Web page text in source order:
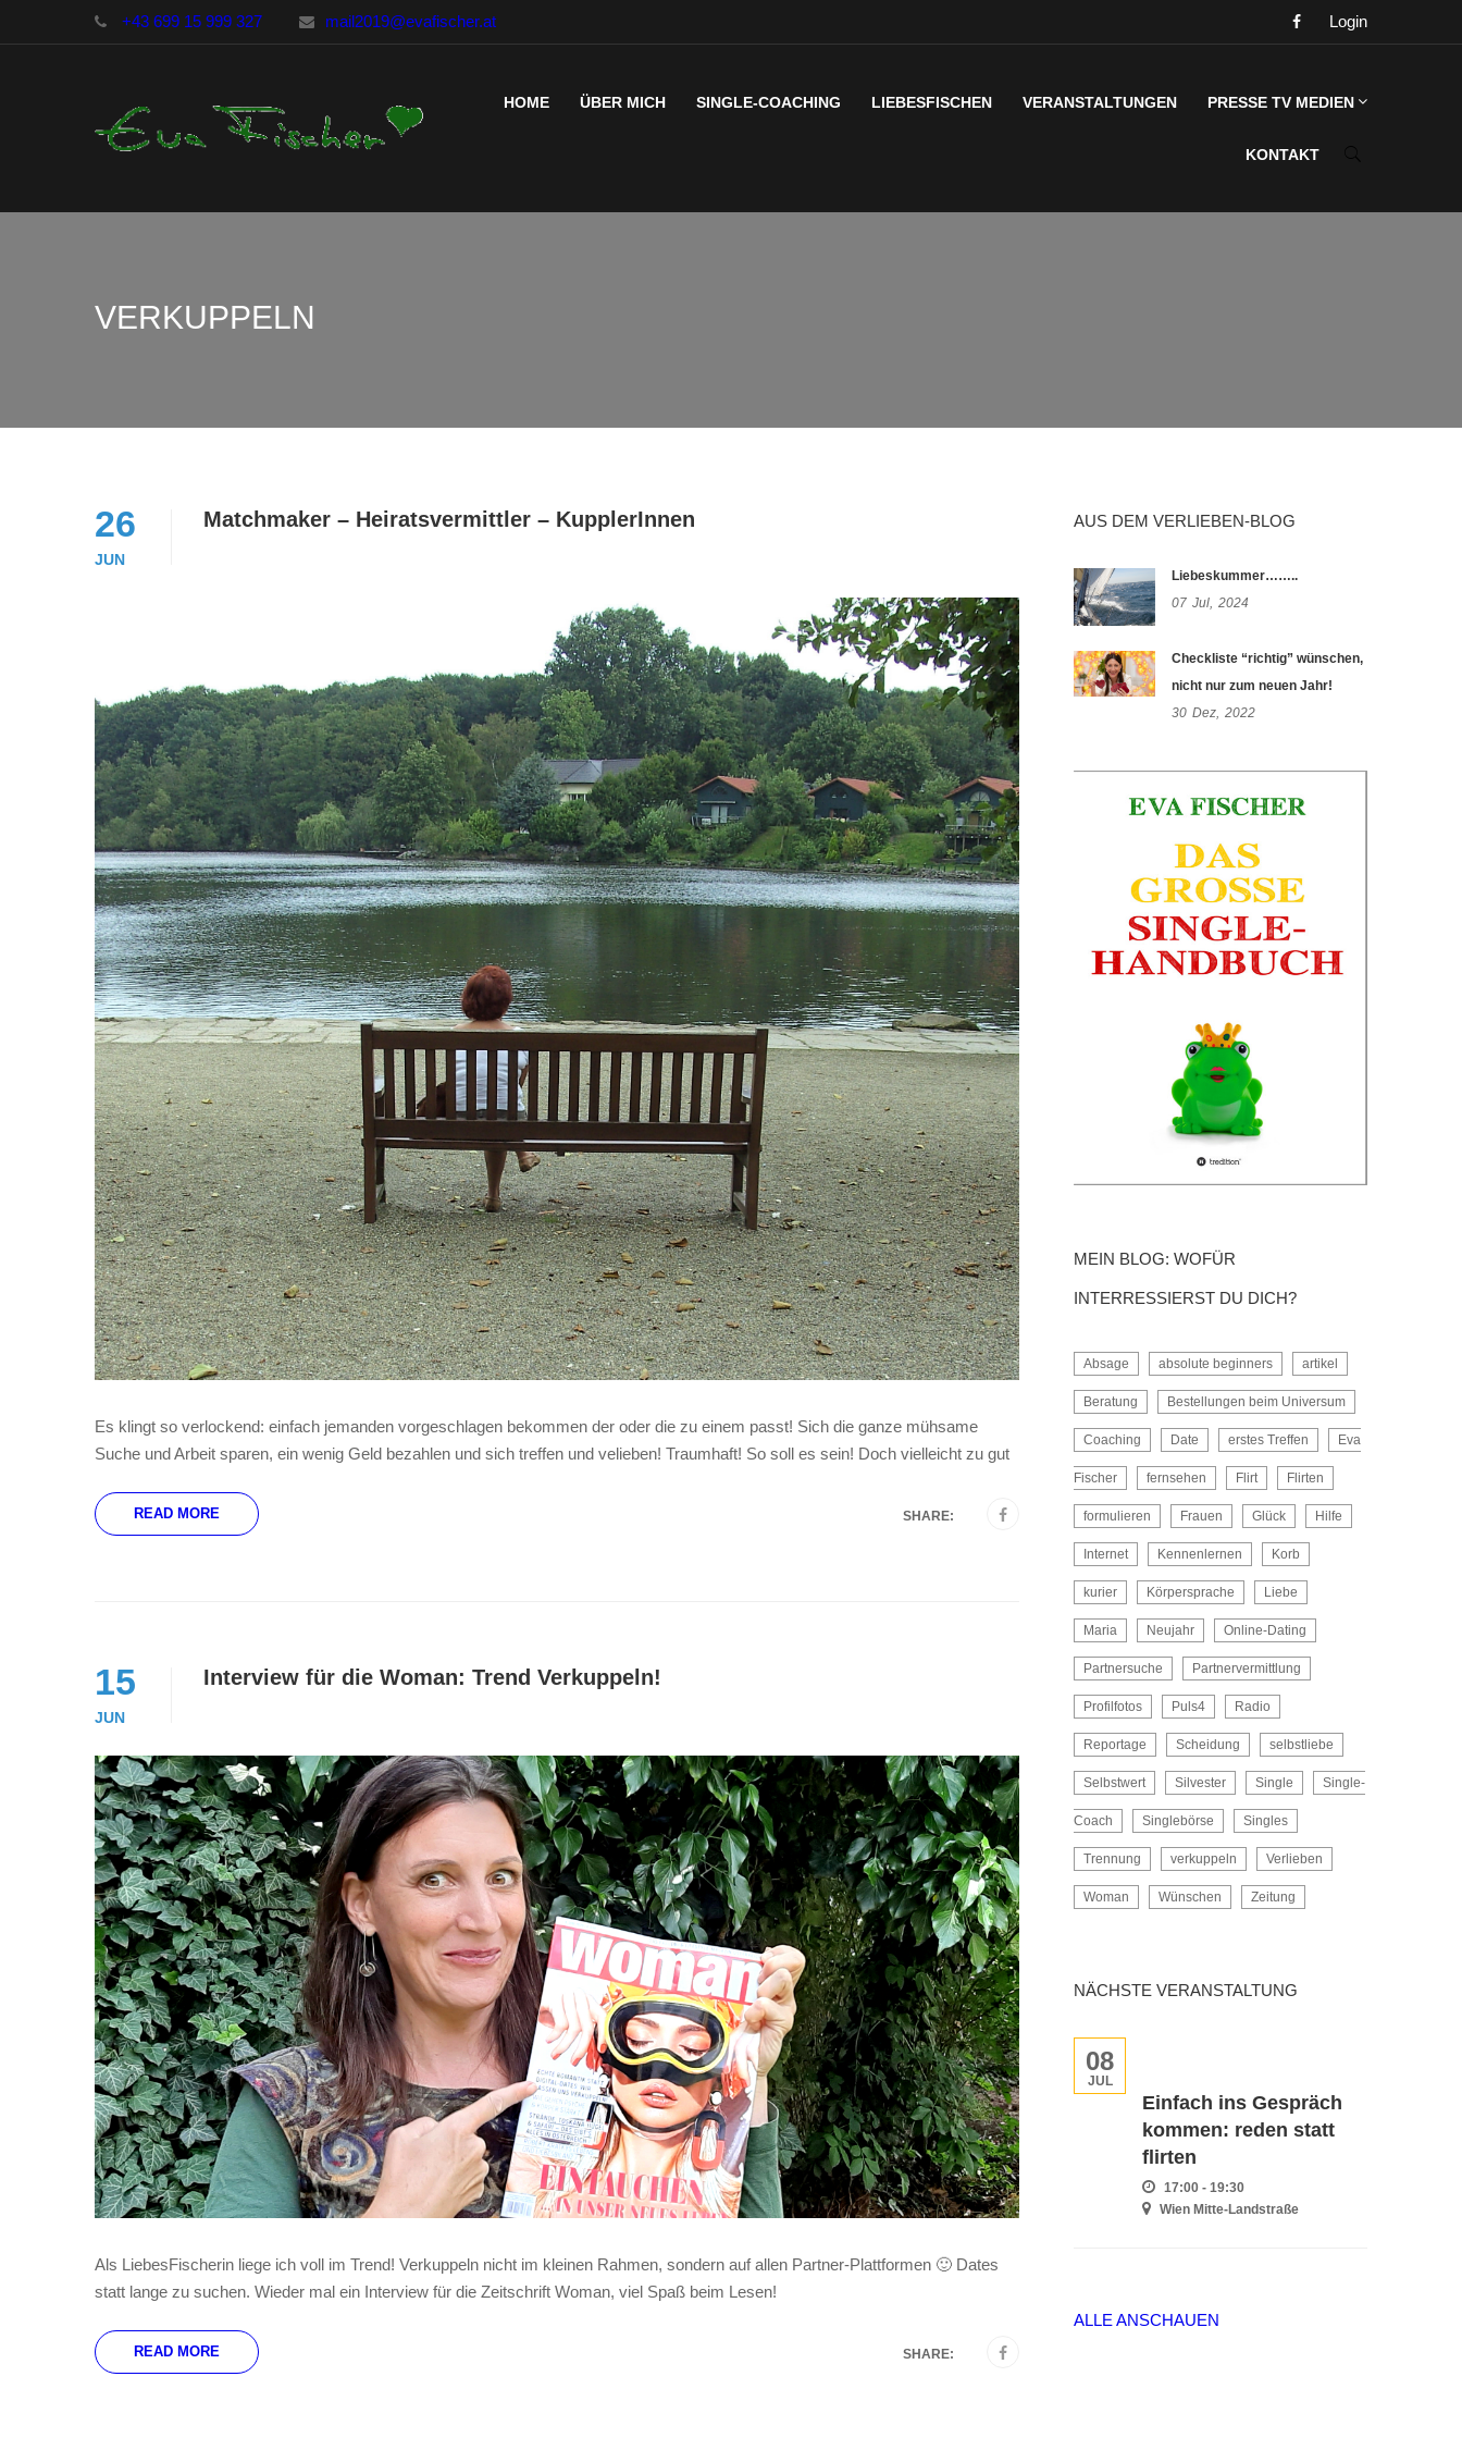
+43 699 15 999 327 mail2019@evafischer.at Login
HOME ÜBER MICH SINGLE-COACHING LIEBESFISCHEN VERANSTALTUNGEN PRESSE TV MEDIEN
KONTAKT
VERKUPPELN
26
JUN
Matchmaker – Heiratsvermittler – KupplerInnen
Es klingt so verlockend: einfach jemanden vorgeschlagen bekommen der oder die zu einem passt! Sich die ganze mühsame
Suche und Arbeit sparen, ein wenig Geld bezahlen und sich treffen und velieben! Traumhaft! So soll es sein! Doch vielleicht zu gut
READ MORE SHARE:
15
JUN
Interview für die Woman: Trend Verkuppeln!
Als LiebesFischerin liege ich voll im Trend! Verkuppeln nicht im kleinen Rahmen, sondern auf allen Partner-Plattformen 🙂 Dates
statt lange zu suchen. Wieder mal ein Interview für die Zeitschrift Woman, viel Spaß beim Lesen!
READ MORE SHARE:
AUS DEM VERLIEBEN-BLOG
Liebeskummer……..
07 Jul, 2024
Checkliste “richtig” wünschen,
nicht nur zum neuen Jahr!
30 Dez, 2022
MEIN BLOG: WOFÜR
INTERRESSIERST DU DICH?
Absage absolute beginners artikel
Beratung Bestellungen beim Universum
Coaching Date erstes Treffen Eva
Fischer fernsehen Flirt Flirten
formulieren Frauen Glück Hilfe
Internet Kennenlernen Korb
kurier Körpersprache Liebe
Maria Neujahr Online-Dating
Partnersuche Partnervermittlung
Profilfotos Puls4 Radio
Reportage Scheidung selbstliebe
Selbstwert Silvester Single Single-
Coach Singlebörse Singles
Trennung verkuppeln Verlieben
Woman Wünschen Zeitung
NÄCHSTE VERANSTALTUNG
08
JUL
Einfach ins Gespräch
kommen: reden statt
flirten
17:00 - 19:30
Wien Mitte-Landstraße
ALLE ANSCHAUEN